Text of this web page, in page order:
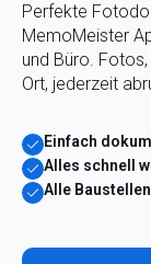
Perfekte
MemoMeister
und Büro.
Ort, jederzeit
Einfach
Alles schnell
Alle